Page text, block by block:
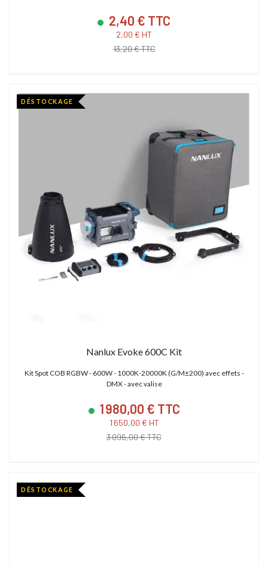
2,40 € TTC
2,00 € HT
13,20 € TTC
DÉSTOCKAGE
Nanlux Evoke 600C Kit
Kit Spot COB RGBW - 600W - 1000K-20000K (G/M±200) avec effets -
DMX - avec valise
1 980,00 € TTC
1 650,00 € HT
3 096,00 € TTC
DÉSTOCKAGE